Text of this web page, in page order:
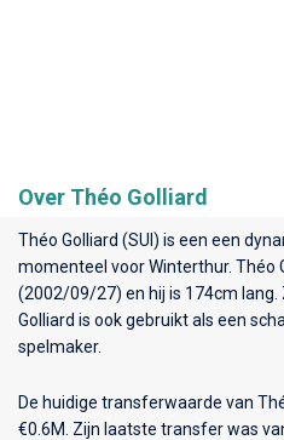
Over Théo Golliard
Théo Golliard (SUI) is een een
momenteel voorWinterthur. Théo
(2002/09/27) en hij is 174cm lang.
Golliard is ook gebruikt als een
spelmaker.
De huidige transferwaarde van
€0.6M. Zijn laatste transfer was